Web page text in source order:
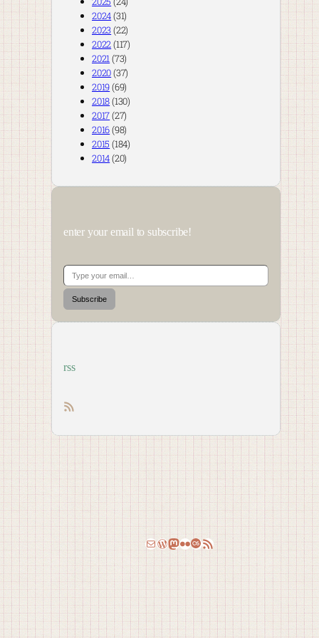
2024(31)
2023(22)
2022(117)
2021 (73)
2020(37)
2019(69)
2018(130)
2017(27)
2016(98)
2015 (184)
2014(20)
enter your email to subscribe!
Type your email…
Subscribe
rss
RSS feed
Email
WordPress
Mastodon
Flickr
Last.fm
RSS Feed